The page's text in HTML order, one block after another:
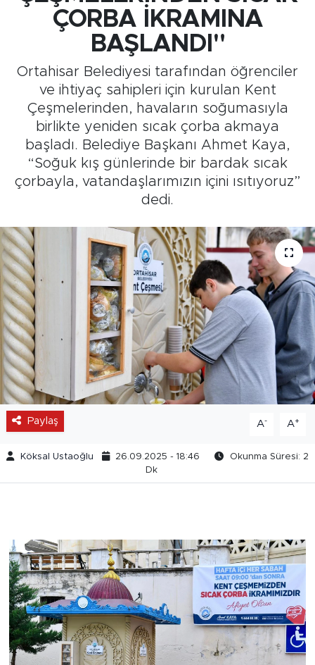
ÇORBA İKRAMINA
BAŞLANDI"
Ortahisar Belediyesi tarafından öğrenciler
ve ihtiyaç sahipleri için kurulan Kent
Çeşmelerinden, havaların soğumasıyla
birlikte yeniden sıcak çorba akmaya
başladı. Belediye Başkanı Ahmet Kaya,
“Soğuk kış günlerinde bir bardak sıcak
çorbayla, vatandaşlarımızın içini ısıtıyoruz”
dedi.
Paylaş A- A+
Köksal Ustaoğlu 26.09.2025 - 18:46
Okunma Süresi: 2
Dk
Medya
Siyaset
Teknoloji
GURBETTEN SILAYA
Köşe Yazarları
Manşet
Ulusal Son Dakika Haberleri